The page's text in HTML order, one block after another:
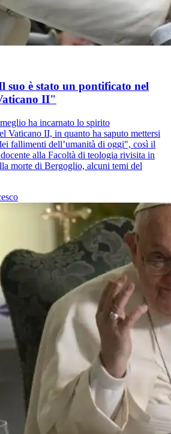
suo è stato un pontificato nel
II"
ha incarnato lo spirito
Vaticano II, in quanto ha saputo mettersi
fallimenti dell’umanità di oggi", così il
alla Facoltà di teologia rivisita in
morte di Bergoglio, alcuni temi del